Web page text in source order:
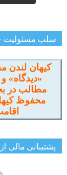
سلب مسئولیت
کیهان لندن
«دیدگاه»
مطالب در
محفوظ
پشتیبانی مالی